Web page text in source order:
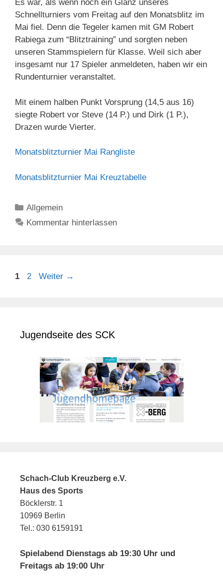
Es war, als wenn noch ein Glanz unseres
Schnellturniers vom Freitag auf den Monatsblitz im
Mai fiel. Denn die Tegeler kamen mit GM Robert
Rabiega zum “Blitztraining” und sorgten neben
unseren Stammspielern für Klasse. Weil sich aber
insgesamt nur 17 Spieler anmeldeten, haben wir ein
Rundenturnier veranstaltet.
Mit einem halben Punkt Vorsprung (14,5 aus 16)
siegte Robert vor Steve (14 P.) und Dirk (1 P.),
Drazen wurde Vierter.
Monatsblitzturnier Mai Rangliste
Monatsblitzturnier Mai Kreuztabelle
Kategorien
Allgemein
Kommentar hinterlassen
Seite
1 Seite
2 Weiter →
Jugendseite des SCK
Schach-Club Kreuzberg e.V.
Haus des Sports
Böcklerstr. 1
10969 Berlin
Tel.: 030 6159191
Spielabend Dienstags ab 19:30 Uhr und
Freitags ab 19:00 Uhr